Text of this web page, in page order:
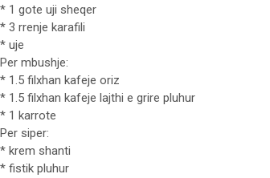
* 1 gote uji sheqer
* 3 rrenje karafili
* uje
Per mbushje:
* 1.5 filxhan kafeje oriz
* 1.5 filxhan kafeje lajthi e grire pluhur
* 1 karrote
Per siper:
* krem shanti
* fistik pluhur